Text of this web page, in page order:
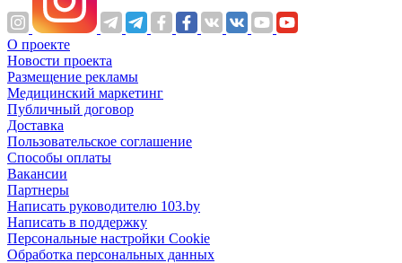
О проекте
Новости проекта
Размещение рекламы
Медицинский маркетинг
Публичный договор
Доставка
Пользовательское соглашение
Способы оплаты
Вакансии
Партнеры
Написать руководителю 103.by
Написать в поддержку
Персональные настройки Cookie
Обработка персональных данных